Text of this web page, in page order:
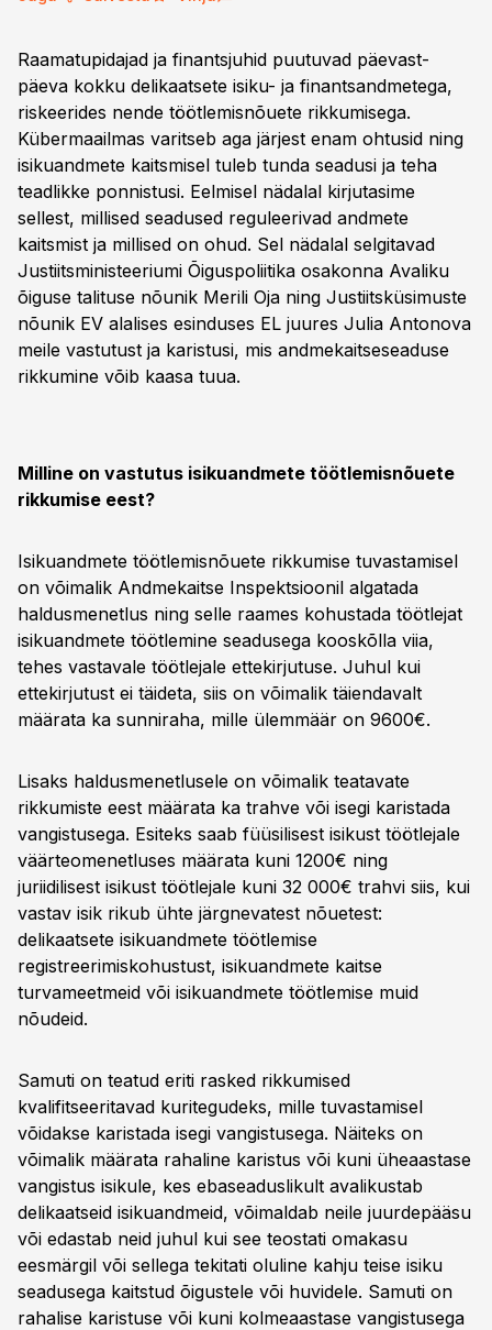
Raamatupidajad ja finantsjuhid puutuvad päevast-
päeva kokku delikaatsete isiku- ja finantsandmetega,
riskeerides nende töötlemisnõuete rikkumisega.
Kübermaailmas varitseb aga järjest enam ohtusid ning
isikuandmete kaitsmisel tuleb tunda seadusi ja teha
teadlikke ponnistusi. Eelmisel nädalal kirjutasime
sellest, millised seadused reguleerivad andmete
kaitsmist ja millised on ohud. Sel nädalal selgitavad
Justiitsministeeriumi Õiguspoliitika osakonna Avaliku
õiguse talituse nõunik Merili Oja ning Justiitsküsimuste
nõunik EV alalises esinduses EL juures Julia Antonova
meile vastutust ja karistusi, mis andmekaitseseaduse
rikkumine võib kaasa tuua.
Milline on vastutus isikuandmete töötlemisnõuete
rikkumise eest?
Isikuandmete töötlemisnõuete rikkumise tuvastamisel
on võimalik Andmekaitse Inspektsioonil algatada
haldusmenetlus ning selle raames kohustada töötlejat
isikuandmete töötlemine seadusega kooskõlla viia,
tehes vastavale töötlejale ettekirjutuse. Juhul kui
ettekirjutust ei täideta, siis on võimalik täiendavalt
määrata ka sunniraha, mille ülemmäär on 9600€.
Lisaks haldusmenetlusele on võimalik teatavate
rikkumiste eest määrata ka trahve või isegi karistada
vangistusega. Esiteks saab füüsilisest isikust töötlejale
väärteomenetluses määrata kuni 1200€ ning
juriidilisest isikust töötlejale kuni 32 000€ trahvi siis, kui
vastav isik rikub ühte järgnevatest nõuetest:
delikaatsete isikuandmete töötlemise
registreerimiskohustust, isikuandmete kaitse
turvameetmeid või isikuandmete töötlemise muid
nõudeid.
Samuti on teatud eriti rasked rikkumised
kvalifitseeritavad kuritegudeks, mille tuvastamisel
võidakse karistada isegi vangistusega. Näiteks on
võimalik määrata rahaline karistus või kuni üheaastase
vangistus isikule, kes ebaseaduslikult avalikustab
delikaatseid isikuandmeid, võimaldab neile juurdepääsu
või edastab neid juhul kui see teostati omakasu
eesmärgil või sellega tekitati oluline kahju teise isiku
seadusega kaitstud õigustele või huvidele. Samuti on
rahalise karistuse või kuni kolmeaastase vangistusega